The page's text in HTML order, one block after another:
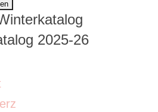
2025-26